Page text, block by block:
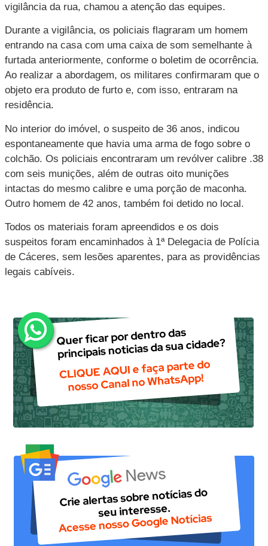
vigilância da rua, chamou a atenção das equipes.
Durante a vigilância, os policiais flagraram um homem
entrando na casa com uma caixa de som semelhante à
furtada anteriormente, conforme o boletim de ocorrência.
Ao realizar a abordagem, os militares confirmaram que o
objeto era produto de furto e, com isso, entraram na
residência.
No interior do imóvel, o suspeito de 36 anos, indicou
espontaneamente que havia uma arma de fogo sobre o
colchão. Os policiais encontraram um revólver calibre .38
com seis munições, além de outras oito munições
intactas do mesmo calibre e uma porção de maconha.
Outro homem de 42 anos, também foi detido no local.
Todos os materiais foram apreendidos e os dois
suspeitos foram encaminhados à 1ª Delegacia de Polícia
de Cáceres, sem lesões aparentes, para as providências
legais cabíveis.